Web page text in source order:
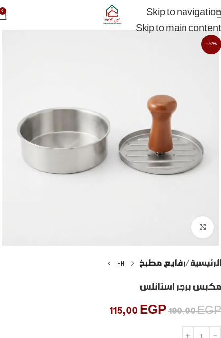
Skip to navigation
Skip to main content
0
-39%
Click to enlarge
الرئيسية رفايع مطبخ
مكبس برجر استانلس
190,00EGP
115,00 EGP